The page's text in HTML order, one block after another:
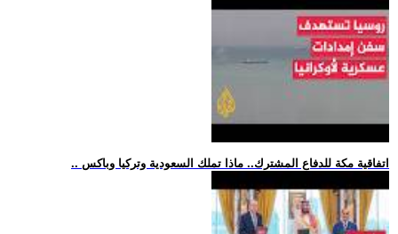
.. اتفاقية مكة للدفاع المشترك.. ماذا تملك السعودية وتركيا وباكس